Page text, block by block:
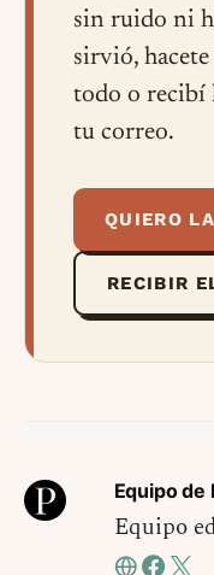
sin ruido ni
sirvió,
todo o recibí
tu correo.
QUIERO
RECIBIR
Equipo de
Equipo